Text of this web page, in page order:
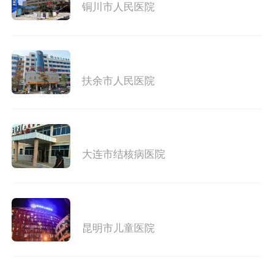
铜川市人民医院
扶余市人民医院
大连市结核病医院
昆明市儿童医院